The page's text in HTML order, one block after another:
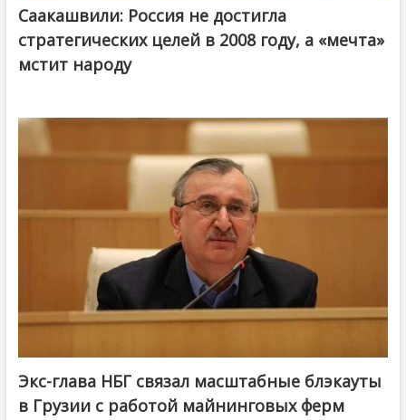
Саакашвили: Россия не достигла
стратегических целей в 2008 году, а «мечта»
мстит народу
Экс-глава НБГ связал масштабные блэкауты
в Грузии с работой майнинговых ферм